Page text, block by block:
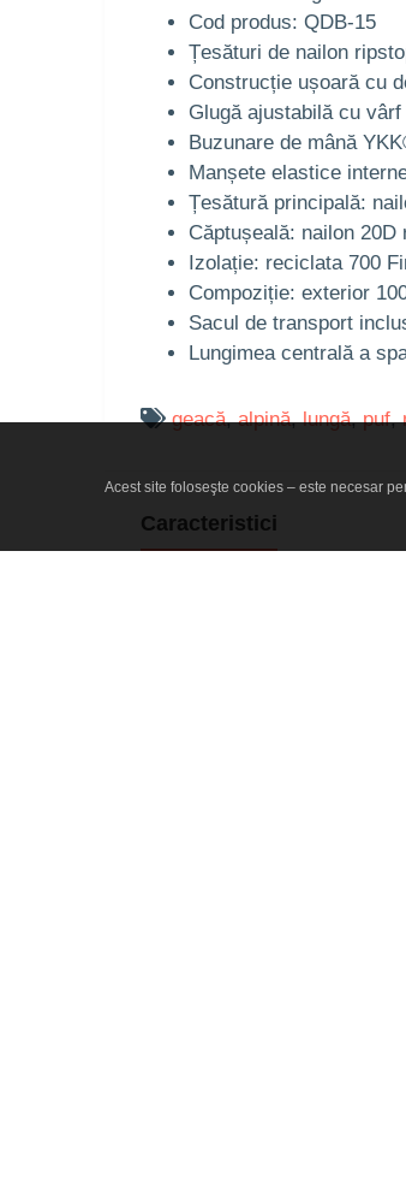
Cod produs: QDB-15
Țesături de nailon
Construcție ușoară cu
Glugă ajustabilă cu
Buzunare de mână
Manșete elastice
Țesătură principală:
Căptușeală: nailon 20D
Izolație: reciclata 700
Compoziție: exterior
Sacul de transport
Lungimea centrală a
geacă,alpină,lungă,puf,
Caracteristici
Acest site foloseşte cookies – este necesar